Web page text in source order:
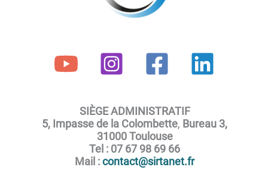
SIÈGE ADMINISTRATIF
5, Impasse de la Colombette, Bureau 3,
31000 Toulouse
Tel : 07 67 98 69 66
Mail :contact@sirtanet.fr